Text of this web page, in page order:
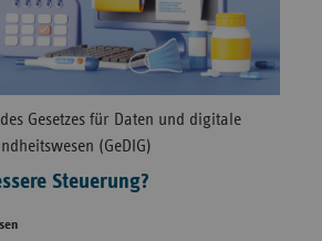
Gesetzes für Daten und digitale
(GeDIG)
Steuerung?